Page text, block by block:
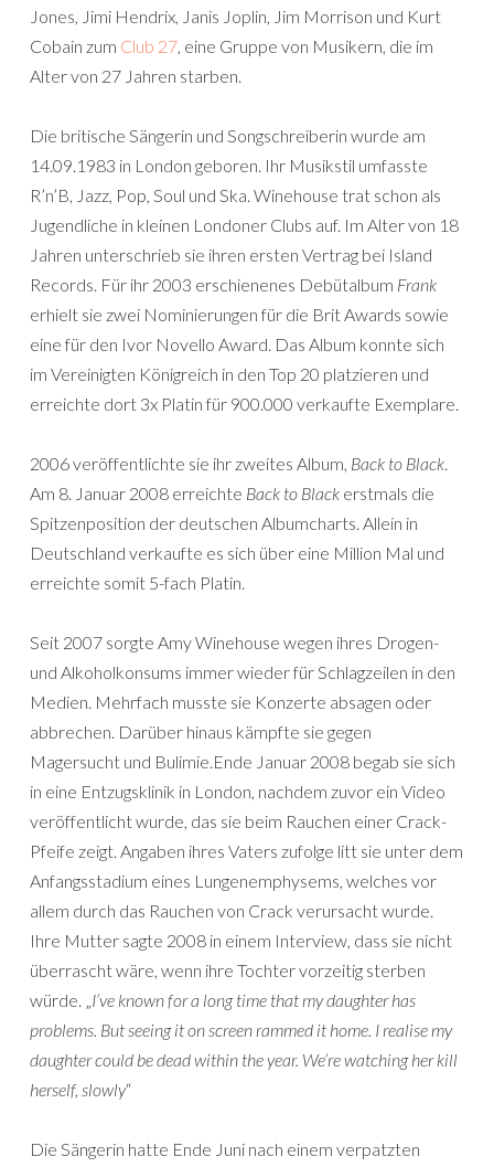
Jones, Jimi Hendrix, Janis Joplin, Jim Morrison und Kurt
Cobain zum Club 27, eine Gruppe von Musikern, die im
Alter von 27 Jahren starben.
Die britische Sängerin und Songschreiberin wurde am
14.09.1983 in London geboren. Ihr Musikstil umfasste
R’n’B, Jazz, Pop, Soul und Ska. Winehouse trat schon als
Jugendliche in kleinen Londoner Clubs auf. Im Alter von 18
Jahren unterschrieb sie ihren ersten Vertrag bei Island
Records. Für ihr 2003 erschienenes Debütalbum Frank
erhielt sie zwei Nominierungen für die Brit Awards sowie
eine für den Ivor Novello Award. Das Album konnte sich
im Vereinigten Königreich in den Top 20 platzieren und
erreichte dort 3x Platin für 900.000 verkaufte Exemplare.
2006 veröffentlichte sie ihr zweites Album, Back to Black.
Am 8. Januar 2008 erreichte Back to Black erstmals die
Spitzenposition der deutschen Albumcharts. Allein in
Deutschland verkaufte es sich über eine Million Mal und
erreichte somit 5-fach Platin.
Seit 2007 sorgte Amy Winehouse wegen ihres Drogen-
und Alkoholkonsums immer wieder für Schlagzeilen in den
Medien. Mehrfach musste sie Konzerte absagen oder
abbrechen. Darüber hinaus kämpfte sie gegen
Magersucht und Bulimie.Ende Januar 2008 begab sie sich
in eine Entzugsklinik in London, nachdem zuvor ein Video
veröffentlicht wurde, das sie beim Rauchen einer Crack-
Pfeife zeigt. Angaben ihres Vaters zufolge litt sie unter dem
Anfangsstadium eines Lungenemphysems, welches vor
allem durch das Rauchen von Crack verursacht wurde.
Ihre Mutter sagte 2008 in einem Interview, dass sie nicht
überrascht wäre, wenn ihre Tochter vorzeitig sterben
würde. „I’ve known for a long time that my daughter has
problems. But seeing it on screen rammed it home. I realise my
daughter could be dead within the year. We’re watching her kill
herself, slowly“
Die Sängerin hatte Ende Juni nach einem verpatzten